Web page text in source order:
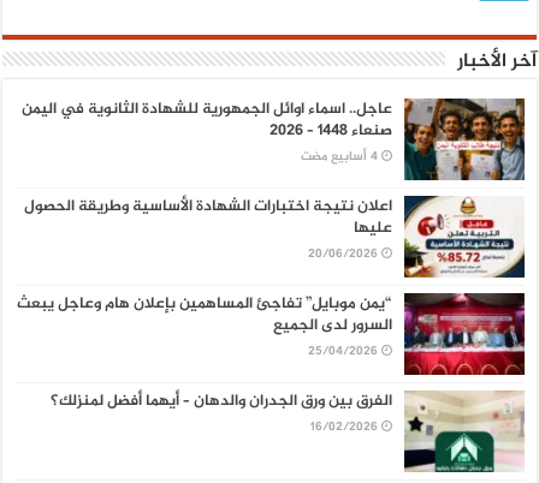
آخر الأخبار
عاجل.. اسماء اوائل الجمهورية للشهادة الثانوية في اليمن
صنعاء 1448 – 2026
اعلان نتيجة اختبارات الشهادة الأساسية وطريقة الحصول
عليها
20/06/2026
“يمن موبايل” تفاجئ المساهمين بإعلان هام وعاجل يبعث
السرور لدى الجميع
25/04/2026
الفرق بين ورق الجدران والدهان – أيهما أفضل لمنزلك؟
16/02/2026